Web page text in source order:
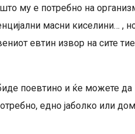
му е потребно на
масни киселини… ,
евтин извор на сите
поевтино и ќе можете да
едно јаболко или